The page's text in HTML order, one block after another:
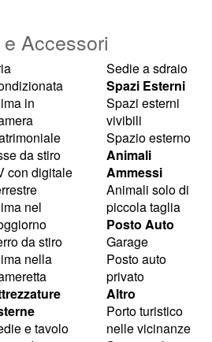
Accessori
in
da stiro
con digitale
nel
da stiro
nella
e tavolo
Sedie a sdraio
Spazi Esterni
Spazi esterni
vivibili
Spazio esterno
Animali
Ammessi
Animali solo di
piccola taglia
Posto Auto
Garage
Posto auto
privato
Altro
Porto turistico
nelle vicinanze